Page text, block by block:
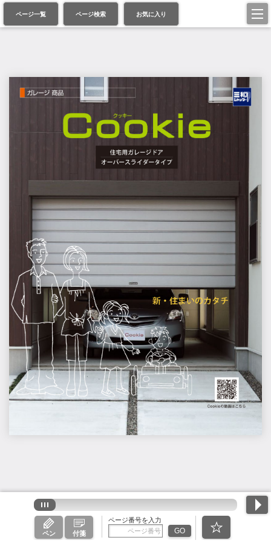
ページ一覧 ページ検索 お気に入り
ペン 付箋
ページ番号を入力
GO